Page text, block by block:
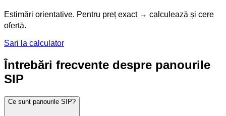
Estimări orientative. Pentru preț exact → calculează și cere
ofertă.
Sari la calculator
Întrebări frecvente despre panourile
SIP
Ce sunt panourile SIP?